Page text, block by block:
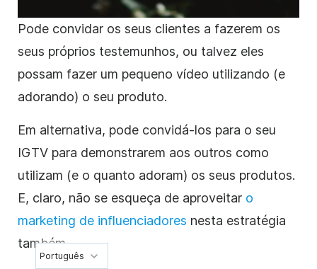
Pode convidar os seus clientes a fazerem os
seus próprios testemunhos, ou talvez eles
possam fazer um pequeno vídeo utilizando (e
adorando) o seu produto.
Em alternativa, pode convidá-los para o seu
IGTV para demonstrarem aos outros como
utilizam (e o quanto adoram) os seus produtos.
E, claro, não se esqueça de aproveitar o
marketing de influenciadores nesta estratégia
também.
Português